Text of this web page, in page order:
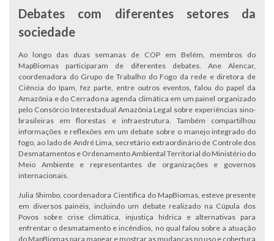
Debates com diferentes setores da
sociedade
Ao longo das duas semanas de COP em Belém, membros do
MapBiomas participaram de diferentes debates. Ane Alencar,
coordenadora do Grupo de Trabalho do Fogo da rede e diretora de
Ciência do Ipam, fez parte, entre outros eventos, falou do papel da
Amazônia e do Cerrado na agenda climática em um painel organizado
pelo Consórcio Interestadual Amazônia Legal sobre experiências sino-
brasileiras em florestas e infraestrutura. Também compartilhou
informações e reflexões em um debate sobre o manejo integrado do
fogo, ao lado de André Lima, secretário extraordinário de Controle dos
Desmatamentos e Ordenamento Ambiental Territorial do Ministério do
Meio Ambiente e representantes de organizações e governos
internacionais.
Julia Shimbo, coordenadora Científica do MapBiomas, esteve presente
em diversos painéis, incluindo um debate realizado na Cúpula dos
Povos sobre crise climática, injustiça hídrica e alternativas para
enfrentar o desmatamento e incêndios, no qual falou sobre a atuação
do MapBiomas para mapear e mostrar as mudanças no uso e cobertura